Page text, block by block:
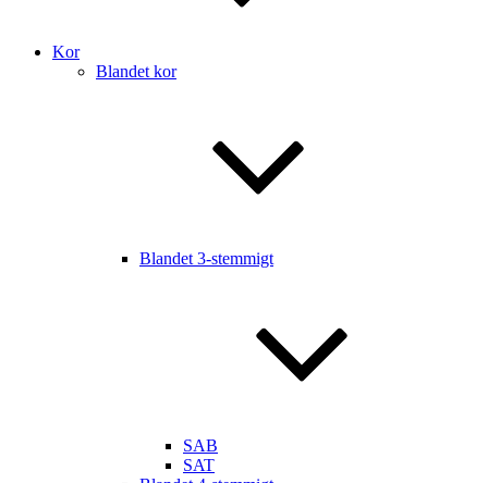
Kor
Blandet kor
Blandet 3-stemmigt
SAB
SAT